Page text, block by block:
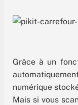
Grâce à un
numérique
Mais si vous